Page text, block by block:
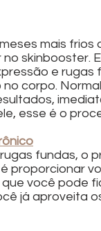
mais frios
skinbooster.
e
corpo.
esse é o
fundas,
proporcionar
você pode
já aproveita